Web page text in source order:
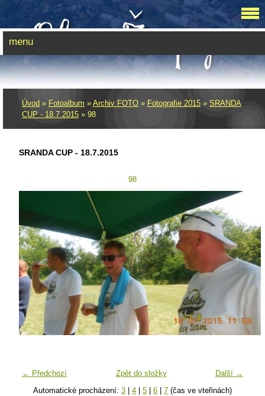
Úvod » Fotoalbum » Archiv FOTO » Fotografie 2015 » SRANDA
CUP - 18.7.2015 » 98
SRANDA CUP - 18.7.2015
98
← Předchozí Další →
Zpět do složky
Automatické procházení: 3 4 5 6 7 (čas ve vteřinách)
menu